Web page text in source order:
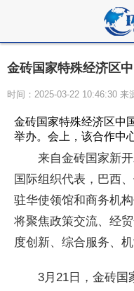
金砖国家特殊经济区
时间：2025-03-22 10:46:30 来
金砖国家特殊经济区中
举办。会上，该合作中
来自金砖国家新
国际组织代表，巴西
驻华使领馆和商务机
将聚焦政策交流、经
度创新、综合服务、
3月21日，金砖国